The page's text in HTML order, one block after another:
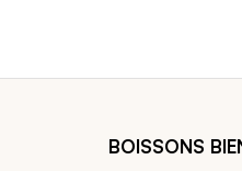
BOISSONS